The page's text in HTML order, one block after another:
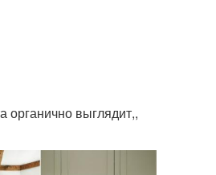
органично выглядит,,